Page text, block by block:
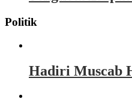
Politik
Hadiri Muscab